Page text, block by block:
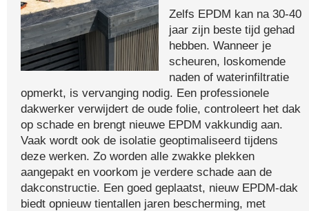
Zelfs EPDM kan na 30-40
jaar zijn beste tijd gehad
hebben. Wanneer je
scheuren, loskomende
naden of waterinfiltratie
opmerkt, is vervanging nodig. Een professionele
dakwerker verwijdert de oude folie, controleert het dak
op schade en brengt nieuwe EPDM vakkundig aan.
Vaak wordt ook de isolatie geoptimaliseerd tijdens
deze werken. Zo worden alle zwakke plekken
aangepakt en voorkom je verdere schade aan de
dakconstructie. Een goed geplaatst, nieuw EPDM-dak
biedt opnieuw tientallen jaren bescherming, met